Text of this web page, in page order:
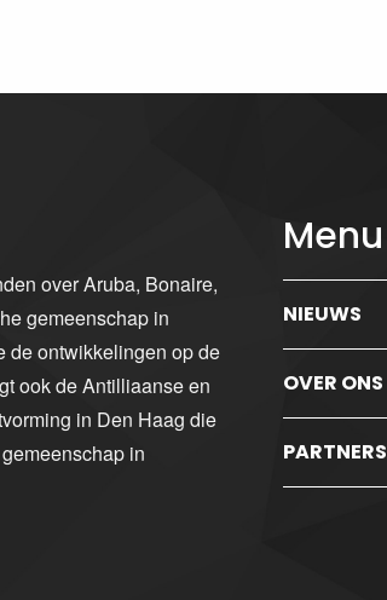
over Aruba, Bonaire,
gemeenschap in
de ontwikkelingen op de
ook de Antilliaanse en
in Den Haag die
in
Menu
NIEUWS
OVER ONS
PARTNERS